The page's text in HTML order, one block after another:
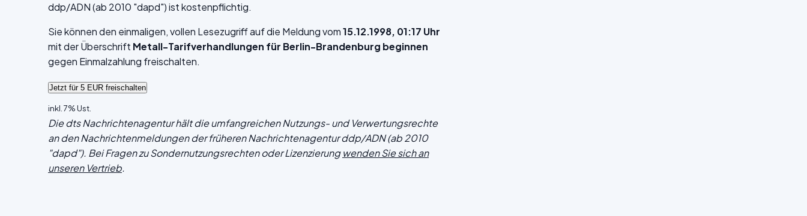
ddp/ADN (ab 2010 "dapd") ist kostenpflichtig.
Sie können den einmaligen, vollen Lesezugriff auf die Meldung vom15.12.1998, 01:17 Uhr
mit der Überschrift Metall-Tarifverhandlungen für Berlin-Brandenburg beginnen
gegen Einmalzahlung freischalten.
inkl. 7% Ust.
Die dts Nachrichtenagentur hält die umfangreichen Nutzungs- und Verwertungsrechte
an den Nachrichtenmeldungen der früheren Nachrichtenagentur ddp/ADN (ab 2010
"dapd"). Bei Fragen zu Sondernutzungsrechten oder Lizenzierungwenden Sie sich an
unseren Vertrieb.